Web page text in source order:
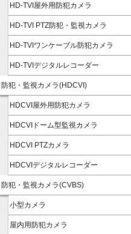
HD-TVI屋外用防犯カメラ
HD-TVI PTZ防犯・監視カメラ
HD-TVIワンケーブル防犯カメラ
HD-TVIデジタルレコーダー
防犯・監視カメラ(HDCVI)
HDCVI屋外用防犯カメラ
HDCVIドーム型監視カメラ
HDCVI PTZカメラ
HDCVIデジタルレコーダー
防犯・監視カメラ(CVBS)
小型カメラ
屋内用防犯カメラ